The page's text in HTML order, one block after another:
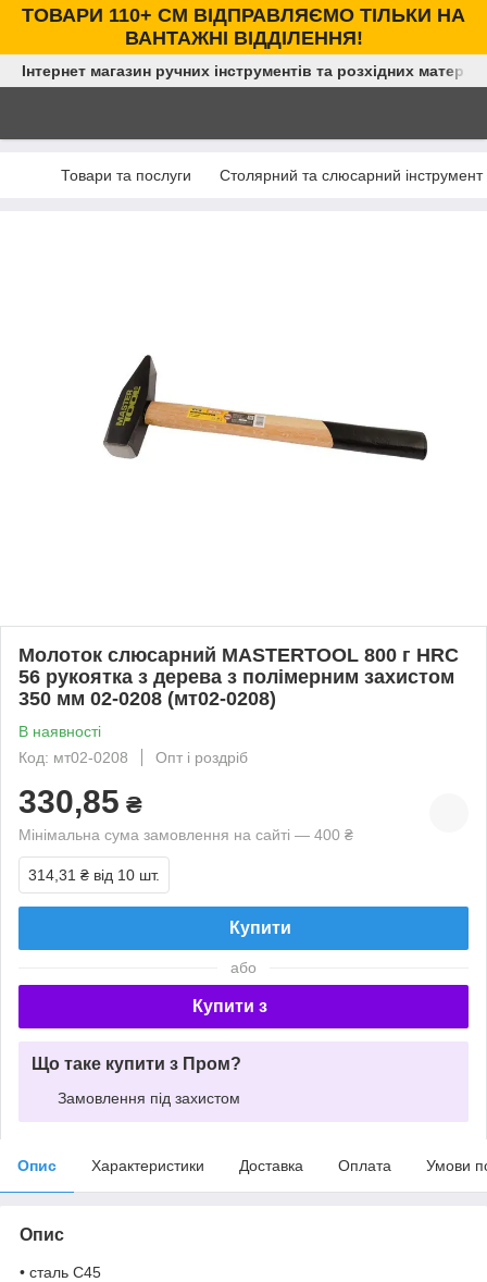
ТОВАРИ 110+ СМ ВІДПРАВЛЯЄМО ТІЛЬКИ НА
ВАНТАЖНІ ВІДДІЛЕННЯ!
Інтернет магазин ручних інструментів та розхідних
Товари та послуги Столярний та слюсарний інструмент
Молоток слюсарний MASTERTOOL 800 г HRC
56 рукоятка з дерева з полімерним захистом
350 мм 02-0208 (мт02-0208)
В наявності
Код: мт02-0208
Опт і роздріб
330,85 ₴
Мінімальна сума замовлення на сайті — 400 ₴
314,31 ₴ від 10 шт.
Купити
або
Купити з
Що таке купити з Пром?
Замовлення під захистом
Опис Характеристики Доставка Оплата Умови
Опис
• сталь C45